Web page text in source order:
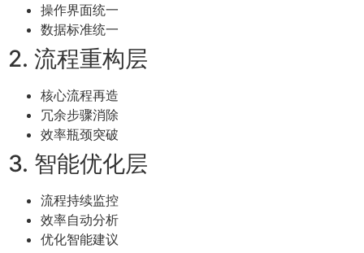
操作界面统一
数据标准统一
2. 流程重构层
核心流程再造
冗余步骤消除
效率瓶颈突破
3. 智能优化层
流程持续监控
效率自动分析
优化智能建议